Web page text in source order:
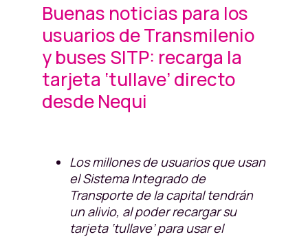
Buenas noticias para los
usuarios de Transmilenio
y buses SITP: recarga la
tarjeta ‘tullave’ directo
desde Nequi
Los millones de usuarios que usan
el Sistema Integrado de
Transporte de la capital tendrán
un alivio, al poder recargar su
tarjeta ‘tullave’ para usar el